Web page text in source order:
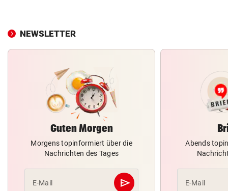
NEWSLETTER
Guten Morgen
Morgens topinformiert über die
Nachrichten des Tages
E-Mail send
Abschicken
Abends
E-Mail